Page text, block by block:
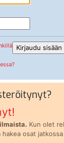
Kun olet
hakea osat